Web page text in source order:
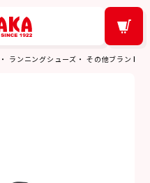
ランニングシューズ その他ブランド